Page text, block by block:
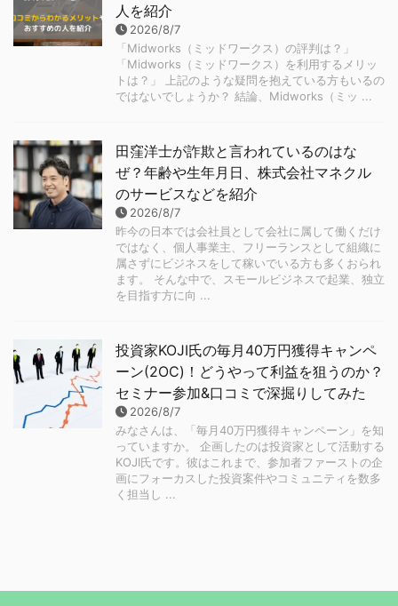
人を紹介
2026/8/7
「Midworks（ミッドワークス）の評判は？」
「Midworks（ミッドワークス）を利用するメリッ
トは？」 上記のような疑問を抱えている方もいるの
ではないでしょうか？ 結論、Midworks（ミッ ...
田窪洋士が詐欺と言われているのはな
ぜ？年齢や生年月日、株式会社マネクル
のサービスなどを紹介
2026/8/7
昨今の日本では会社員として会社に属して働くだけ
ではなく、個人事業主、フリーランスとして組織に
属さずにビジネスをして稼いでいる方も多くおられ
ます。 そんな中で、スモールビジネスで起業、独立
を目指す方に向 ...
投資家KOJI氏の毎月40万円獲得キャンペ
ーン(2OC)！どうやって利益を狙うのか？
セミナー参加&口コミで深掘りしてみた
2026/8/7
みなさんは、「毎月40万円獲得キャンペーン」を知
っていますか。 企画したのは投資家として活動する
KOJI氏です。彼はこれまで、参加者ファーストの企
画にフォーカスした投資案件やコミュニティを数多
く担当し ...